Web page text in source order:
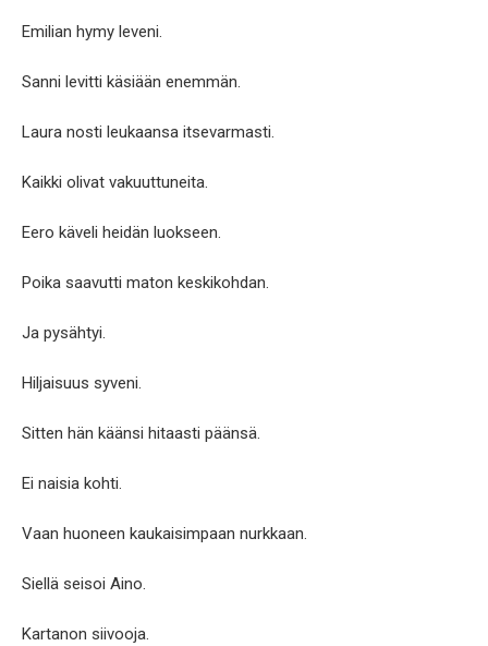
Emilian hymy leveni.
Sanni levitti käsiään enemmän.
Laura nosti leukaansa itsevarmasti.
Kaikki olivat vakuuttuneita.
Eero käveli heidän luokseen.
Poika saavutti maton keskikohdan.
Ja pysähtyi.
Hiljaisuus syveni.
Sitten hän käänsi hitaasti päänsä.
Ei naisia kohti.
Vaan huoneen kaukaisimpaan nurkkaan.
Siellä seisoi Aino.
Kartanon siivooja.